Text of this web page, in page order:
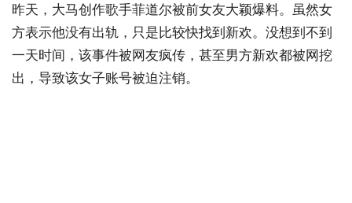
昨天，大马创作歌手菲道尔被前女友大颖爆料。虽然女
方表示他没有出轨，只是比较快找到新欢。没想到不到
一天时间，该事件被网友疯传，甚至男方新欢都被网挖
出，导致该女子账号被迫注销。